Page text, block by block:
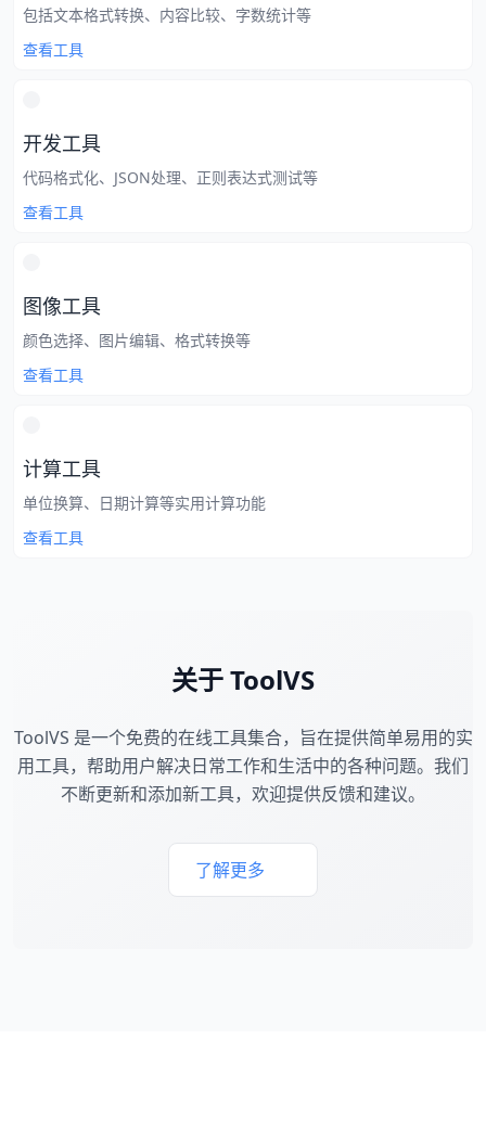
包括文本格式转换、内容比较、字数统计等
查看工具
开发工具
代码格式化、JSON处理、正则表达式测试等
查看工具
图像工具
颜色选择、图片编辑、格式转换等
查看工具
计算工具
单位换算、日期计算等实用计算功能
查看工具
关于 ToolVS
ToolVS 是一个免费的在线工具集合，旨在提供简单易用的实
用工具，帮助用户解决日常工作和生活中的各种问题。我们
不断更新和添加新工具，欢迎提供反馈和建议。
了解更多